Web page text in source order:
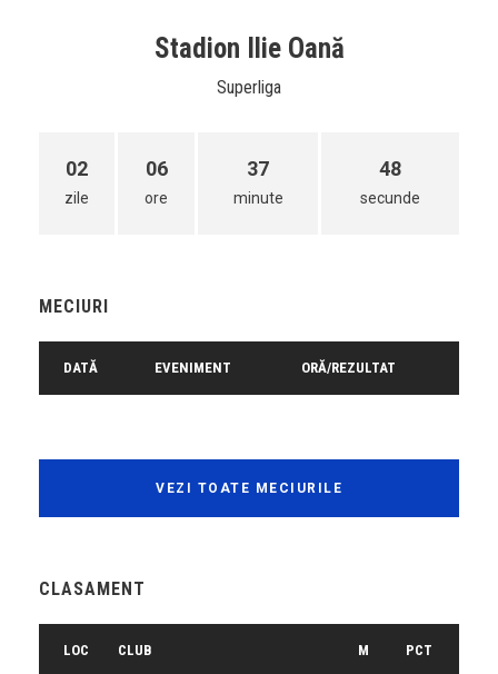
Stadion Ilie Oană
Superliga
02
zile
06
ore
37
minute
48
secunde
MECIURI
DATĂ EVENIMENT ORĂ/REZULTAT
VEZI TOATE MECIURILE
CLASAMENT
LOC CLUB M PCT